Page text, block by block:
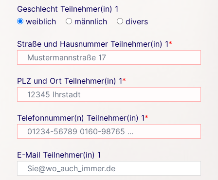
Geschlecht Teilnehmer(in) 1
weiblich
männlich divers
Straße und Hausnummer Teilnehmer(in) 1*
PLZ und Ort Teilnehmer(in) 1*
Telefonnummer(n) Teilnehmer(in) 1*
E-Mail Teilnehmer(in) 1